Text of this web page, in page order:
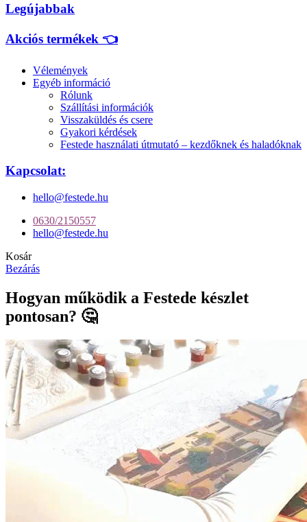
Legújabbak
Akciós termékek 👈
Vélemények
Egyéb információ
Rólunk
Szállítási információk
Visszaküldés és csere
Gyakori kérdések
Festede használati útmutató – kezdőknek és haladóknak
Kapcsolat:
hello@festede.hu
0630/2150557
hello@festede.hu
Kosár
Bezárás
Hogyan működik a Festede készlet
pontosan? 🤔